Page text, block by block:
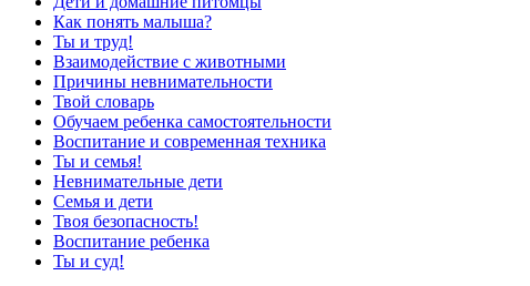
Как понять малыша?
Ты и труд!
Взаимодействие с животными
Причины невнимательности
Твой словарь
Обучаем ребенка самостоятельности
Воспитание и современная техника
Ты и семья!
Невнимательные дети
Семья и дети
Твоя безопасность!
Воспитание ребенка
Ты и суд!